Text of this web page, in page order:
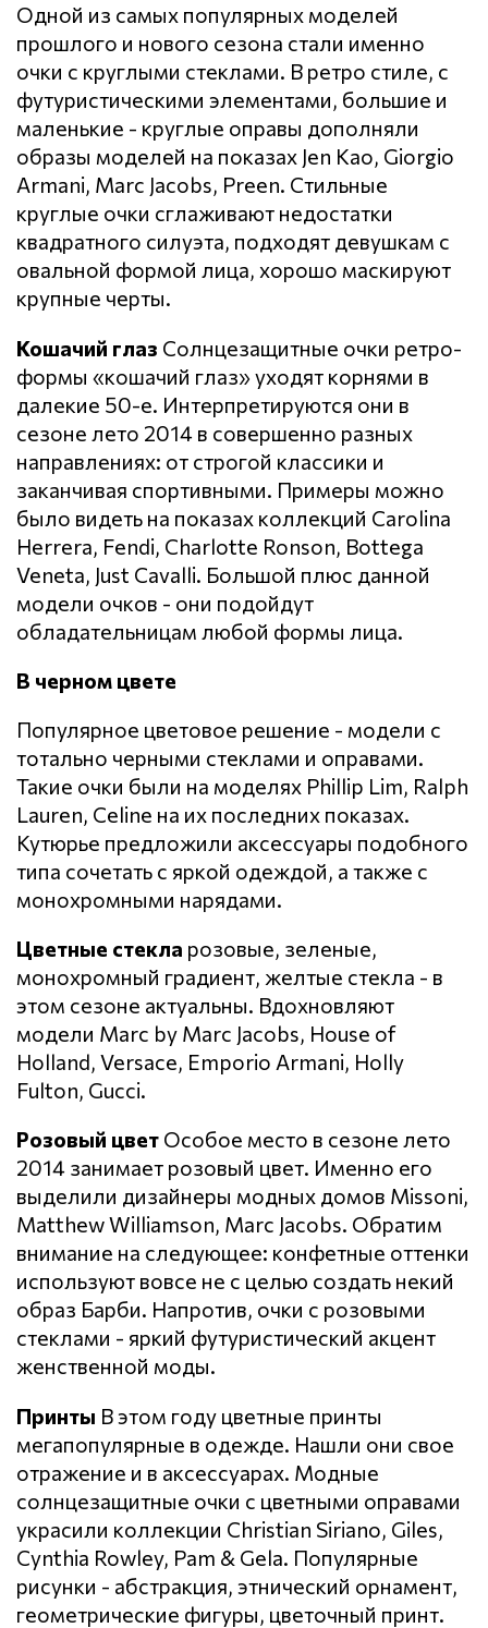
Одной из самых популярных моделей
прошлого и нового сезона стали именно
очки с круглыми стеклами. В ретро стиле, с
футуристическими элементами, большие и
маленькие - круглые оправы дополняли
образы моделей на показах Jen Kao, Giorgio
Armani, Marc Jacobs, Preen. Стильные
круглые очки сглаживают недостатки
квадратного силуэта, подходят девушкам с
овальной формой лица, хорошо маскируют
крупные черты.
Кошачий глаз Солнцезащитные очки ретро-
формы «кошачий глаз» уходят корнями в
далекие 50-е. Интерпретируются они в
сезоне лето 2014 в совершенно разных
направлениях: от строгой классики и
заканчивая спортивными. Примеры можно
было видеть на показах коллекций Carolina
Herrera, Fendi, Charlotte Ronson, Bottega
Veneta, Just Cavalli. Большой плюс данной
модели очков - они подойдут
обладательницам любой формы лица.
В черном цвете
Популярное цветовое решение - модели с
тотально черными стеклами и оправами.
Такие очки были на моделях Phillip Lim, Ralph
Lauren, Celine на их последних показах.
Кутюрье предложили аксессуары подобного
типа сочетать с яркой одеждой, а также с
монохромными нарядами.
Цветные стекла розовые, зеленые,
монохромный градиент, желтые стекла - в
этом сезоне актуальны. Вдохновляют
модели Marc by Marc Jacobs, House of
Holland, Versace, Emporio Armani, Holly
Fulton, Gucci.
Розовый цвет Особое место в сезоне лето
2014 занимает розовый цвет. Именно его
выделили дизайнеры модных домов Missoni,
Matthew Williamson, Marc Jacobs. Обратим
внимание на следующее: конфетные оттенки
используют вовсе не с целью создать некий
образ Барби. Напротив, очки с розовыми
стеклами - яркий футуристический акцент
женственной моды.
Принты В этом году цветные принты
мегапопулярные в одежде. Нашли они свое
отражение и в аксессуарах. Модные
солнцезащитные очки с цветными оправами
украсили коллекции Christian Siriano, Giles,
Cynthia Rowley, Pam & Gela. Популярные
рисунки - абстракция, этнический орнамент,
геометрические фигуры, цветочный принт.